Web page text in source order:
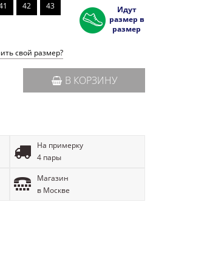
42 43
Идут
размер в
размер
свой размер?
В КОРЗИНУ
На примерку
4 пары
Магазин
в Москве